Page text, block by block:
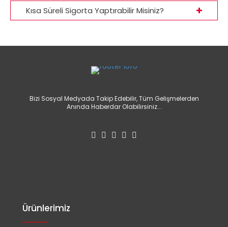
Kısa Süreli Sigorta Yaptırabilir Misiniz?
Bizi Sosyal Medyada Takip Edebilir, Tüm Gelişmelerden
Anında Haberdar Olabilirsiniz...
Ürünlerimiz